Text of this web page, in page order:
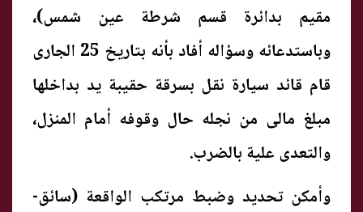
مقيم بدائرة قسم شرطة عين شمس)،
وباستدعائه وسؤاله أفاد بأنه بتاريخ 25 الجارى
قام قائد سيارة نقل بسرقة حقيبة يد بداخلها
مبلغ مالى من نجله حال وقوفه أمام المنزل،
والتعدى علية بالضرب.
وأمكن تحديد وضبط مرتكب الواقعة (سائق-